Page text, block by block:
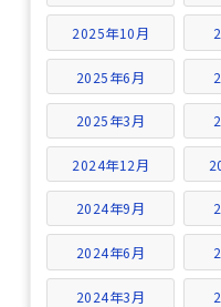
2025年10月
2025年6月
2025年3月
2024年12月
2024年9月
2024年6月
2024年3月